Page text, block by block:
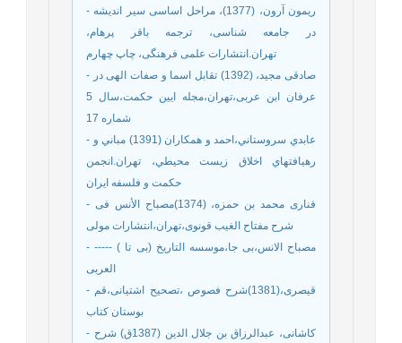
- ریمون آرون، (1377)، مراحل اساسی سیر اندیشه
در جامعه شناسی، ترجمه باقر پرهام،
تهران.انتشارات علمی فرهنگی، چاپ چهارم
- صادقی مجید، (1392) تقابل اسما و صفات الهی در
عرفان ابن عربی،تهران،مجله ایین حکمت،سال 5
شماره 17
- عابدي سروستاني،احمد و همكاران (1391) مباني و
رهيافتهاي اخلاق زيست محيطي، تهران.انجمن
حكمت و فلسفه ايران
- فناری محمد بن حمزه، (1374)مصباح الأنس فی
شرح مفتاح الغیب قونوی،تهران،انتشارات مولی
- ----- ( بی تا) مصباح الانس،بی جا،موسسه التاریخ
العربی
- قیصری،(1381)شرح فصوص ،تصحیح اشتیانی،قم
بوستان کتاب
- کاشانی‌، عبدالرزاق بن جلال الدین‌ (1387ق) شرح‌